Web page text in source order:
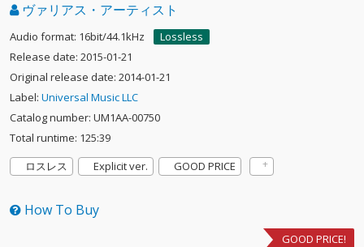
ヴァリアス・アーティスト
Audio format: 16bit/44.1kHz
Lossless
Release date: 2015-01-21
Original release date: 2014-01-21
Label: Universal Music LLC
Catalog number: UM1AA-00750
Total runtime: 125:39
ロスレス
Explicit ver. GOOD PRICE
How To Buy
GOOD PRICE!